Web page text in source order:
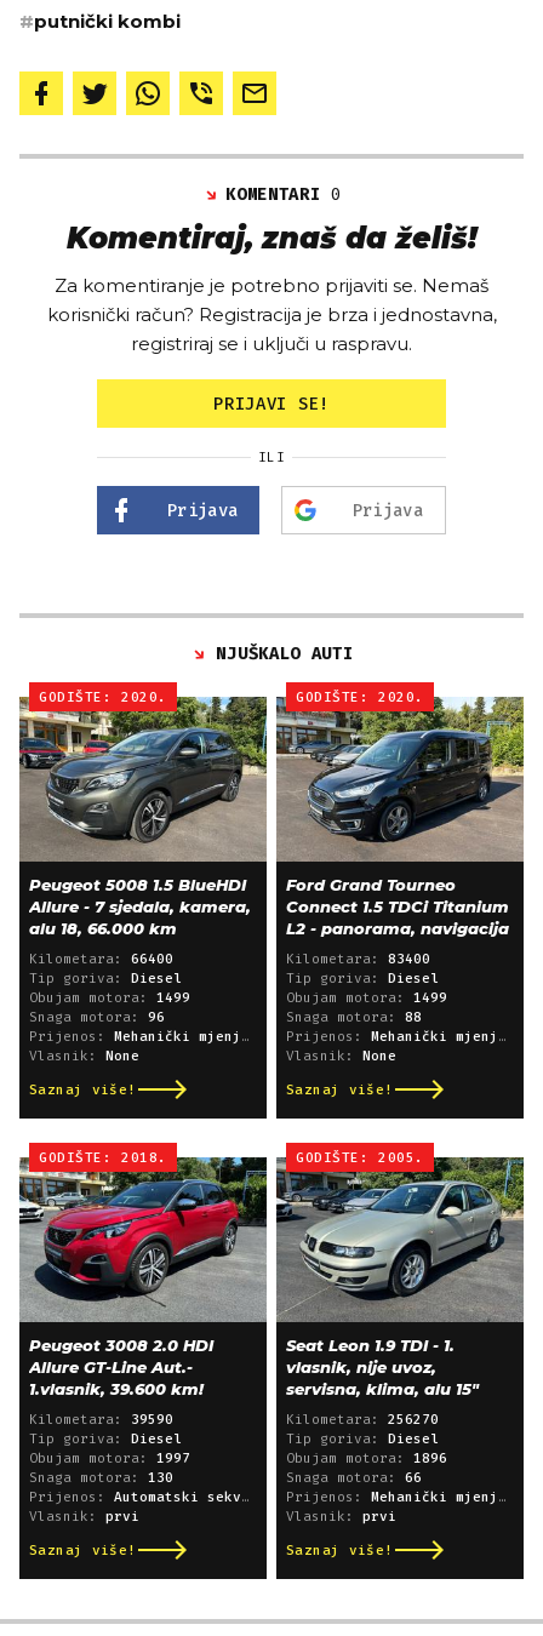
#putnički kombi
KOMENTARI0
Komentiraj, znaš da želiš!
Za komentiranje je potrebno prijaviti se. Nemaš
korisnički račun? Registracija je brza i jednostavna,
registriraj se i uključi u raspravu.
PRIJAVI SE!
ILI
Prijava Prijava
NJUŠKALO AUTI
GODIŠTE: 2020.
Peugeot 5008 1.5 BlueHDI
Allure - 7 sjedala, kamera,
alu 18, 66.000 km
Kilometara: 66400
Tip goriva: Diesel
Obujam motora: 1499
Snaga motora: 96
Prijenos: Mehanički mjenjač
Vlasnik: None
Saznaj više!
GODIŠTE: 2020.
Ford Grand Tourneo
Connect 1.5 TDCi Titanium
L2 - panorama, navigacija
Kilometara: 83400
Tip goriva: Diesel
Obujam motora: 1499
Snaga motora: 88
Prijenos: Mehanički mjenjač
Vlasnik: None
Saznaj više!
GODIŠTE: 2018.
Peugeot 3008 2.0 HDI
Allure GT-Line Aut.-
1.vlasnik, 39.600 km!
Kilometara: 39590
Tip goriva: Diesel
Obujam motora: 1997
Snaga motora: 130
Prijenos: Automatski sekvencijski
Vlasnik: prvi
Saznaj više!
GODIŠTE: 2005.
Seat Leon 1.9 TDI - 1.
vlasnik, nije uvoz,
servisna, klima, alu 15"
Kilometara: 256270
Tip goriva: Diesel
Obujam motora: 1896
Snaga motora: 66
Prijenos: Mehanički mjenjač
Vlasnik: prvi
Saznaj više!